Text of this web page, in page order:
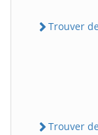
Trouver
Trouver